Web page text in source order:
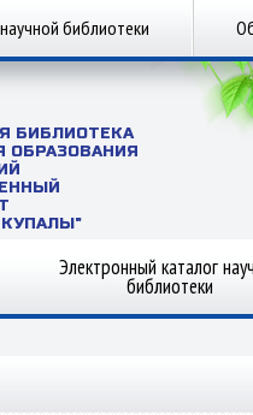
библиотеки
БИБЛИОТЕКА
ОБРАЗОВАНИЯ
Электронный каталог
библиотеки